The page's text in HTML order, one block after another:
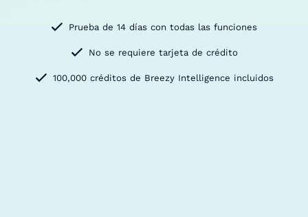
Prueba de 14 días con todas las funciones
No se requiere tarjeta de crédito
100,000 créditos de Breezy Intelligence incluidos